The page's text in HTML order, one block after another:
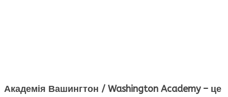
Академія Вашингтон / Washington Academy– це